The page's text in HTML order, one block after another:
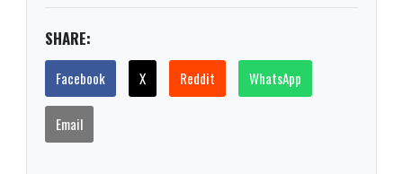
SHARE:
Facebook X Reddit WhatsApp
Email